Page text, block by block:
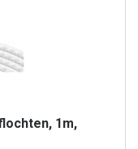
1m,